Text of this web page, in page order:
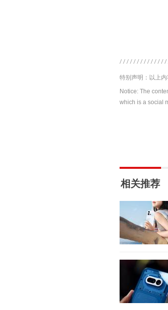
特别声明：以上
Notice: The
which is a social
相关推荐